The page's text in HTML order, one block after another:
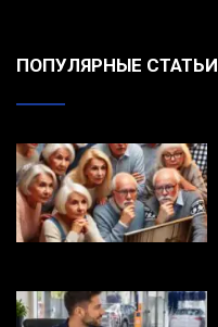
ПОПУЛЯРНЫЕ СТАТЬИ